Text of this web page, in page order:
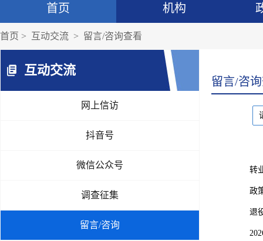
首页 机构
首页 > 互动交流 > 留言/咨询查看
互动交流
网上信访
抖音号
微信公众号
调查征集
留言/咨询
留言/咨
转
政
退